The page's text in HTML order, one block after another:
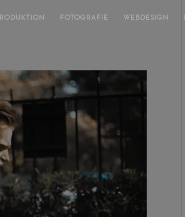
FOTOGRAFIE WEBDESIGN